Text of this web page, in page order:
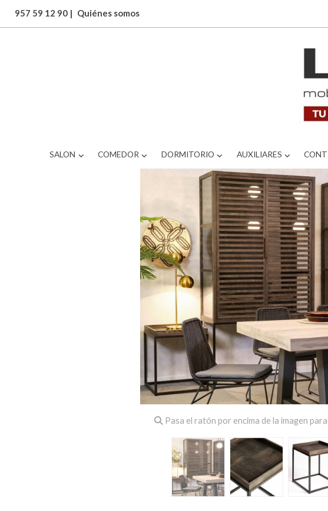
957 59 12 90 | Quiénes somos
SALON COMEDOR DORMITORIO AUXILIARES
Pasa el ratón por encima de la imagen